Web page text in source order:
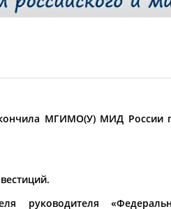
сегодня день рождения?
МГИМО(У) МИД России
руководителя